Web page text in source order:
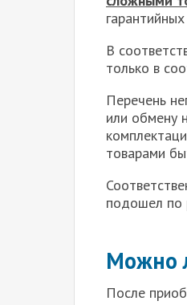
В
только в
Перечень
или обмену
товарами
подошел по
Можно
После